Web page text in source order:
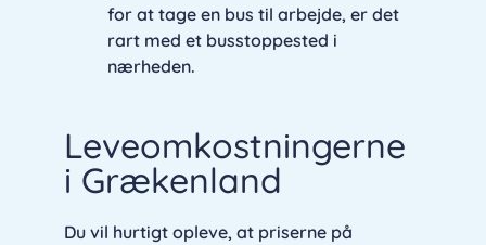
for at tage en bus til arbejde, er det
rart med et busstoppested i
nærheden.
Leveomkostningerne
i Grækenland
Du vil hurtigt opleve, at priserne på